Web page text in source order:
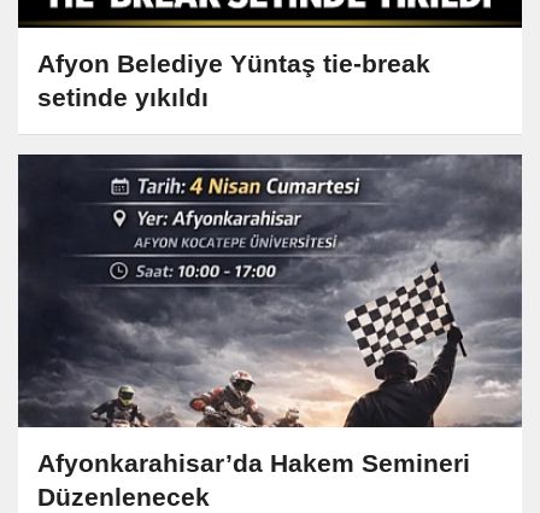
Afyon Belediye Yüntaş tie-break
setinde yıkıldı
Afyonkarahisar’da Hakem Semineri
Düzenlenecek